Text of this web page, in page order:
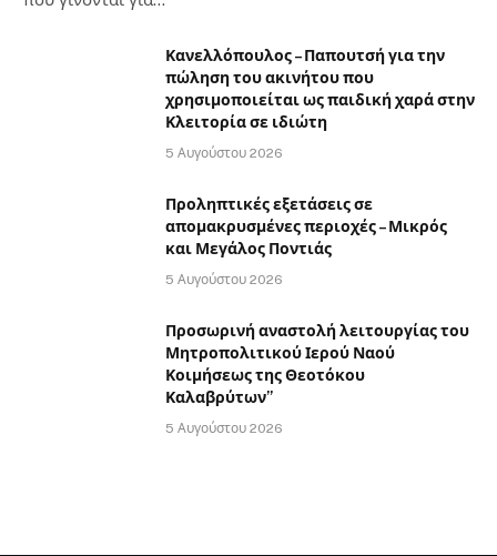
Κανελλόπουλος – Παπουτσή για την
πώληση του ακινήτου που
χρησιμοποιείται ως παιδική χαρά στην
Κλειτορία σε ιδιώτη
5 Αυγούστου 2026
Προληπτικές εξετάσεις σε
απομακρυσμένες περιοχές – Μικρός
και Μεγάλος Ποντιάς
5 Αυγούστου 2026
Προσωρινή αναστολή λειτουργίας του
Μητροπολιτικού Ιερού Ναού
Κοιμήσεως της Θεοτόκου
Καλαβρύτων”
5 Αυγούστου 2026